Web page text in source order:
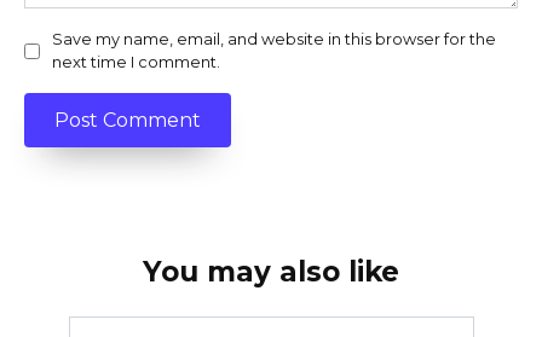
Save my name, email, and website in this browser for the
next time I comment.
You may also like